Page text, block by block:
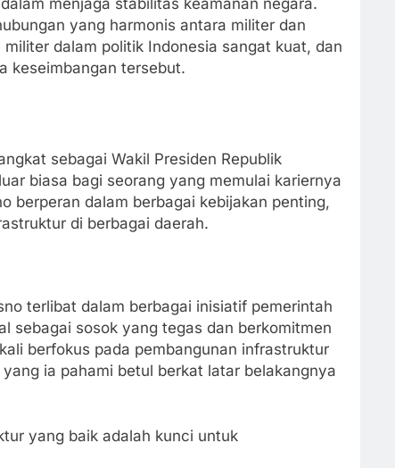
yang harmonis antara militer dan
dalam politik Indonesia sangat kuat, dan
keseimbangan tersebut.
sebagai Wakil Presiden Republik
biasa bagi seorang yang memulai kariernya
berperan dalam berbagai kebijakan penting,
di berbagai daerah.
terlibat dalam berbagai inisiatif pemerintah
sebagai sosok yang tegas dan berkomitmen
berfokus pada pembangunan infrastruktur
ia pahami betul berkat latar belakangnya
yang baik adalah kunci untuk